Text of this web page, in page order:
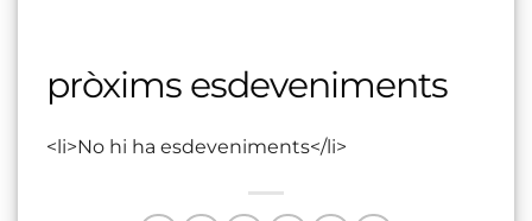
pròxims esdeveniments
<li>No hi ha esdeveniments</li>